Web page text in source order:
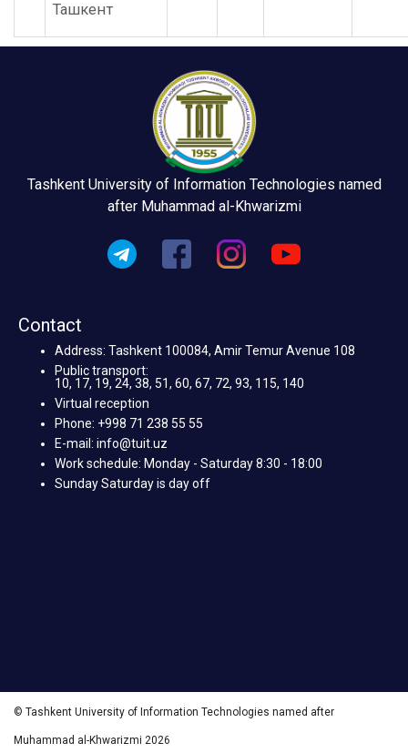
Ташкент
Tashkent University of Information Technologies named
after Muhammad al-Khwarizmi
Contact
Address: Tashkent 100084, Amir Temur Avenue 108
Public transport:
10, 17, 19, 24, 38, 51, 60, 67, 72, 93, 115, 140
Virtual reception
Phone: +998 71 238 55 55
E-mail: info@tuit.uz
Work schedule: Monday - Saturday 8:30 - 18:00
Sunday Saturday is day off
© Tashkent University of Information Technologies named after
Muhammad al-Khwarizmi 2026